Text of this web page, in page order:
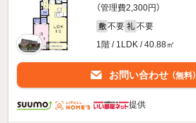
（管理費2,300円）
敷 不要 礼 不要
1階 / 1LDK / 40.88㎡
お問い合わせ （無料）
提供